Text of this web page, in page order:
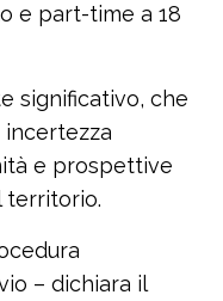
e part-time a 18
significativo, che
incertezza
e prospettive
territorio.
– dichiara il